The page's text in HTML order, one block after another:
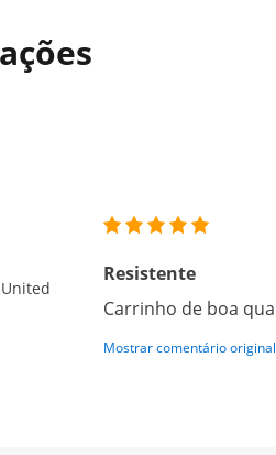
Resistente
Carrinho de boa
Mostrar comentário original